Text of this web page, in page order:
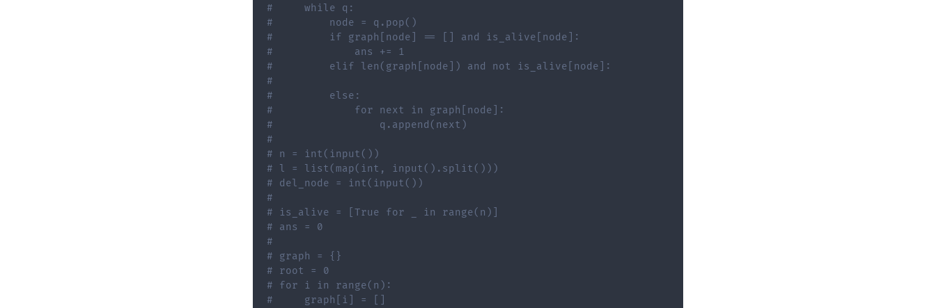
#     while q:
#         node = q.pop()
#         if graph[node] == [] and is_alive[node]:
#             ans += 1
#         elif len(graph[node]) and not is_alive[node]:
#
#         else:
#             for next in graph[node]:
#                 q.append(next)
#
# n = int(input())
# l = list(map(int, input().split()))
# del_node = int(input())
#
# is_alive = [True for _ in range(n)]
# ans = 0
#
# graph = {}
# root = 0
# for i in range(n):
#     graph[i] = []